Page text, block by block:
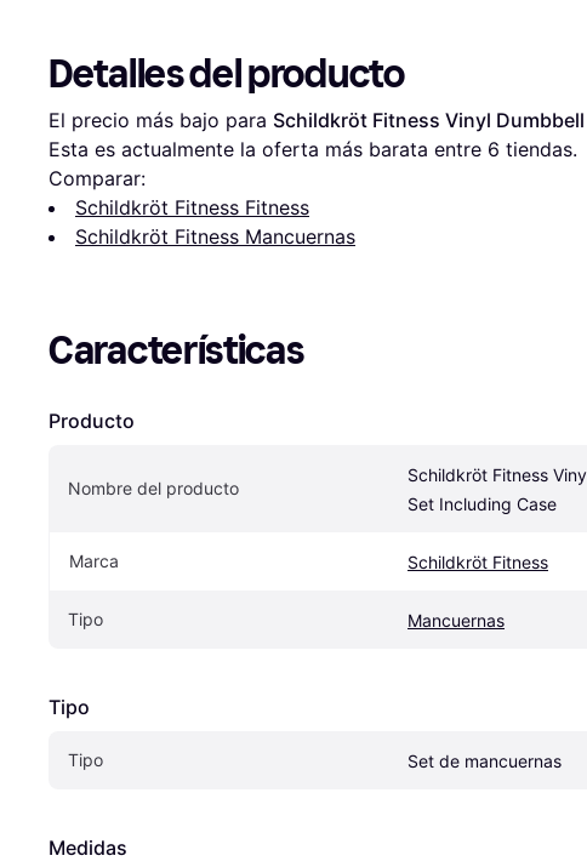
Detalles del producto
El precio más bajo para Schildkröt Fitness Vinyl
Esta es actualmente la oferta más barata entre 6 tiendas.
Comparar:
Schildkröt Fitness Fitness
Schildkröt Fitness Mancuernas
Características
Producto
Nombre del producto
Schildkröt Fitness
Set Including Case
Marca Schildkröt Fitness
Tipo Mancuernas
Tipo
Tipo Set de mancuernas
Medidas